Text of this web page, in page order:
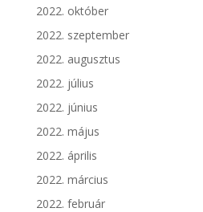
2022. október
2022. szeptember
2022. augusztus
2022. július
2022. június
2022. május
2022. április
2022. március
2022. február